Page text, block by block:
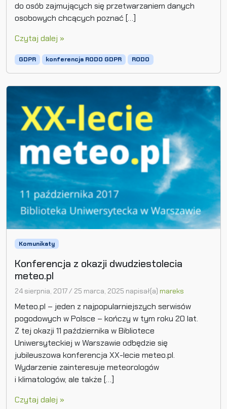
do osób zajmujących się przetwarzaniem danych
osobowych chcących poznać […]
Czytaj dalej »
GDPR konferencja RODO GDPR RODO
Komunikaty
Konferencja z okazji dwudziestolecia
meteo.pl
24 sierpnia, 2017/ 25 marca, 2025 napisał(a) mareks
Meteo.pl – jeden z najpopularniejszych serwisów
pogodowych w Polsce – kończy w tym roku 20 lat.
Z tej okazji 11 października w Bibliotece
Uniwersyteckiej w Warszawie odbędzie się
jubileuszowa konferencja XX-lecie meteo.pl.
Wydarzenie zainteresuje meteorologów
i klimatologów, ale także […]
Czytaj dalej »